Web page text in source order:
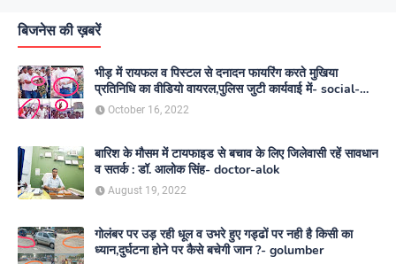
बिजनेस की ख़बरें
भीड़ में रायफल व पिस्टल से दनादन फायरिंग करते मुखिया
प्रतिनिधि का वीडियो वायरल,पुलिस जुटी कार्यवाई में- social-
media
October 16, 2022
बारिश के मौसम में टायफाइड से बचाव के लिए जिलेवासी रहें सावधान
व सतर्क : डॉ. आलोक सिंह- doctor-alok
August 19, 2022
गोलंबर पर उड़ रही धूल व उभरे हुए गड्ढों पर नही है किसी का
ध्यान,दुर्घटना होने पर कैसे बचेगी जान ?- golumber